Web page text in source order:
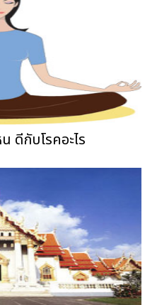
ดีกับโรคอะไร